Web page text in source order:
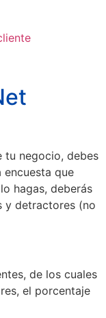
tu negocio, debes
encuesta que
hagas, deberás
y detractores (no
de los cuales
el porcentaje